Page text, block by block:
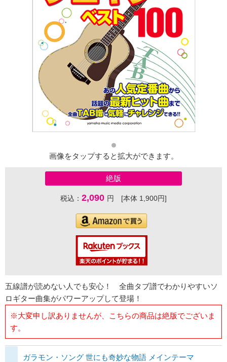
画像をタップすると拡大ができます。
絶版
税込： 2,090 円 [本体 1,900円]
五線譜が読めない人でも安心！ 全曲タブ譜でわかりやすいソ
ロギター曲集がパワーアップして登場！
※大変申し訳ありませんが、こちらの商品は絶版でございま
す。
ガラモン・ソング 世にも奇妙な物語 メインテーマ